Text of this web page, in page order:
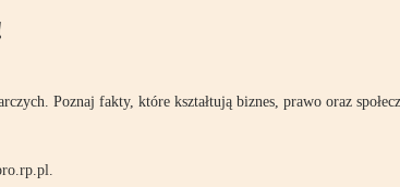
Poznaj fakty, które kształtują biznes, prawo oraz